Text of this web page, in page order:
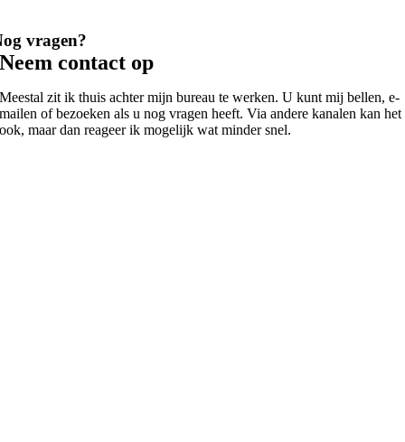
vragen?
Neem contact op
Meestal zit ik thuis achter mijn bureau te werken. U kunt mij bellen, e-
mailen of bezoeken als u nog vragen heeft. Via andere kanalen kan het
ook, maar dan reageer ik mogelijk wat minder snel.